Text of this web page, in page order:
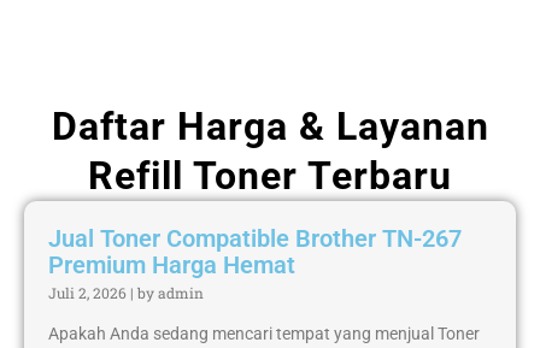
Daftar Harga & Layanan
Refill Toner Terbaru
Jual Toner Compatible Brother TN-267
Premium Harga Hemat
Juli 2, 2026 | by admin
Apakah Anda sedang mencari tempat yang menjual Toner